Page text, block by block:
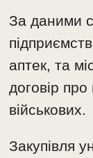
За даними
аптек, та
договір
військових.
Закупівля